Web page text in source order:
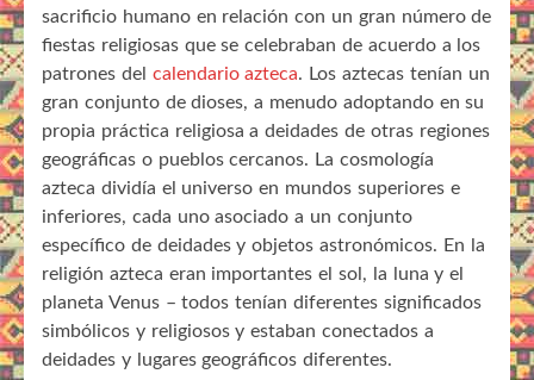
sacrificio humano en relación con un gran número de
fiestas religiosas que se celebraban de acuerdo a los
patrones del calendario azteca. Los aztecas tenían un
gran conjunto de dioses, a menudo adoptando en su
propia práctica religiosa a deidades de otras regiones
geográficas o pueblos cercanos. La cosmología
azteca dividía el universo en mundos superiores e
inferiores, cada uno asociado a un conjunto
específico de deidades y objetos astronómicos. En la
religión azteca eran importantes el sol, la luna y el
planeta Venus – todos tenían diferentes significados
simbólicos y religiosos y estaban conectados a
deidades y lugares geográficos diferentes.